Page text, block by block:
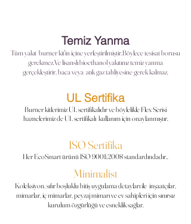
Temiz Yanma
Tüm yakıt burnerkit'in içine yerleştirilmiştir.Böylece tesisat borusu
gerekmez.Ve lisanslı bioethanol yakıtınız temiz yanma
gerçekleştirir, baca veya atık gaz tahliyesine gerek kalmaz.
UL Sertifika
Burner kitlerimiz UL sertifikalıdır ve böylelikle Flex Serisi
haznelerimiz de UL sertifikalı kullanım için onaylanmıştır.
ISO Sertifika
Her EcoSmart ürünü ISO 9001:2008 standardındadır..
Minimalist
Koleksiyon, sıfır boşluklu bitişuygulamadetayları ile inşaatçılar,
mimarlar, iç mimarlar, peyzaj mimarı ve ev sahipleri için sınırsız
kurulum özgürlüğü ve esneklik sağlar.